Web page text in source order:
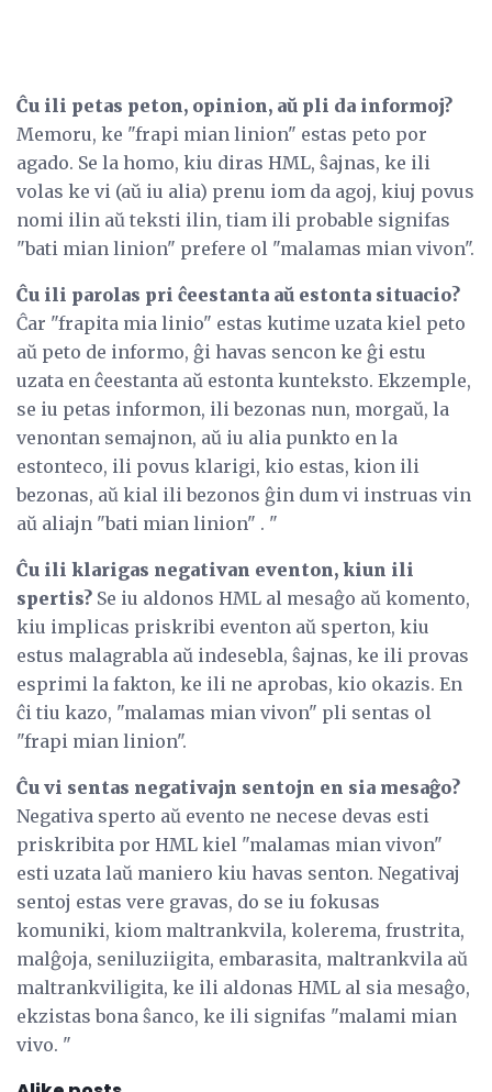
Ĉu ili petas peton, opinion, aŭ pli da informoj?
Memoru, ke "frapi mian linion" estas peto por
agado. Se la homo, kiu diras HML, ŝajnas, ke ili
volas ke vi (aŭ iu alia) prenu iom da agoj, kiuj povus
nomi ilin aŭ teksti ilin, tiam ili probable signifas
"bati mian linion" prefere ol "malamas mian vivon".
Ĉu ili parolas pri ĉeestanta aŭ estonta situacio?
Ĉar "frapita mia linio" estas kutime uzata kiel peto
aŭ peto de informo, ĝi havas sencon ke ĝi estu
uzata en ĉeestanta aŭ estonta kunteksto. Ekzemple,
se iu petas informon, ili bezonas nun, morgaŭ, la
venontan semajnon, aŭ iu alia punkto en la
estonteco, ili povus klarigi, kio estas, kion ili
bezonas, aŭ kial ili bezonos ĝin dum vi instruas vin
aŭ aliajn "bati mian linion" . "
Ĉu ili klarigas negativan eventon, kiun ili
spertis? Se iu aldonos HML al mesaĝo aŭ komento,
kiu implicas priskribi eventon aŭ sperton, kiu
estus malagrabla aŭ indesebla, ŝajnas, ke ili provas
esprimi la fakton, ke ili ne aprobas, kio okazis. En
ĉi tiu kazo, "malamas mian vivon" pli sentas ol
"frapi mian linion".
Ĉu vi sentas negativajn sentojn en sia mesaĝo?
Negativa sperto aŭ evento ne necese devas esti
priskribita por HML kiel "malamas mian vivon"
esti uzata laŭ maniero kiu havas senton. Negativaj
sentoj estas vere gravas, do se iu fokusas
komuniki, kiom maltrankvila, kolerema, frustrita,
malĝoja, seniluziigita, embarasita, maltrankvila aŭ
maltrankviligita, ke ili aldonas HML al sia mesaĝo,
ekzistas bona ŝanco, ke ili signifas "malami mian
vivo. "